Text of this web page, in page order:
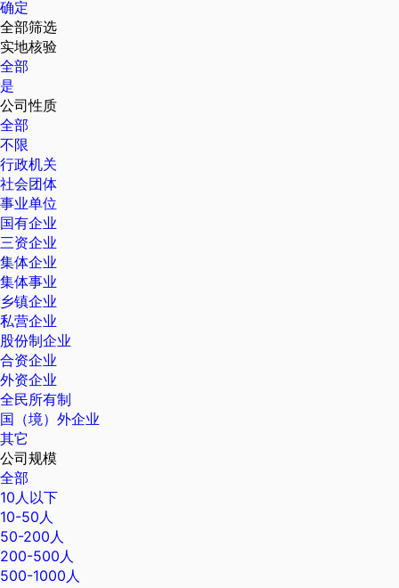
确定
全部筛选
实地核验
全部
是
公司性质
全部
不限
行政机关
社会团体
事业单位
国有企业
三资企业
集体企业
集体事业
乡镇企业
私营企业
股份制企业
合资企业
外资企业
全民所有制
国（境）外企业
其它
公司规模
全部
10人以下
10-50人
50-200人
200-500人
500-1000人